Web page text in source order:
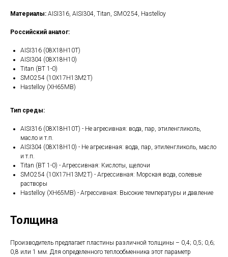
Материалы: AISI316, AISI304, Titan, SMO254, Hastelloy
Российский аналог:
AISI316 (08Х18Н10Т)
AISI304 (08Х18Н10)
Titan (ВТ 1-0)
SMO254 (10Х17Н13М2Т)
Hastelloy (ХН65МВ)
Тип среды:
AISI316 (08Х18Н10Т) - Не агресивная: вода, пар, этиленгликоль,
масло и т.п.
AISI304 (08Х18Н10) - Не агресивная: вода, пар, этиленгликоль, масло
и т.п.
Titan (ВТ 1-0) - Агрессивная: Кислоты, щелочи
SMO254 (10Х17Н13М2Т) - Агрессивная: Морская вода, солевые
растворы
Hastelloy (ХН65МВ) - Агрессивная: Высокие температуры и давление
Толщина
Производитель предлагает пластины различной толщины – 0,4; 0,5; 0,6;
0,8 или 1 мм. Для определенного теплообменника этот параметр